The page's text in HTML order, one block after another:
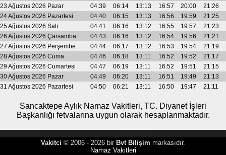
23 Ağustos 2026 Pazar
04:39 06:14 13:13 16:57 20:00
21:26
24 Ağustos 2026 Pazartesi
04:40 06:15 13:13 16:56 19:59
21:25
25 Ağustos 2026 Salı
04:41 06:16 13:12 16:55 19:57
21:23
26 Ağustos 2026 Çarsamba
04:43 06:16 13:12 16:54 19:56
21:21
27 Ağustos 2026 Perşembe
04:44 06:17 13:12 16:53 19:54
21:19
28 Ağustos 2026 Cuma
04:46 06:18 13:11 16:52 19:52
21:17
29 Ağustos 2026 Cumartesi
04:47 06:19 13:11 16:52 19:51
21:15
30 Ağustos 2026 Pazar
04:49 06:20 13:11 16:51 19:49
21:13
31 Ağustos 2026 Pazartesi
04:50 06:21 13:11 16:50 19:47 21:11
Sancaktepe Aylık Namaz Vakitleri, TC. Diyanet İşleri
Başkanlığı fetvalarına uygun olarak hesaplanmaktadır.
Vakitci © 2006 - 2026 bir Bvt Bilişim markasıdır.
Namaz Vakitleri